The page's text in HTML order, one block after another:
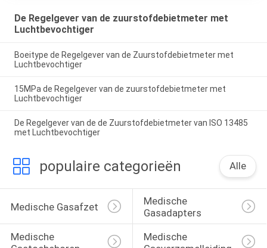
De Regelgever van de zuurstofdebietmeter met
Luchtbevochtiger
Boeitype de Regelgever van de Zuurstofdebietmeter met
Luchtbevochtiger
15MPa de Regelgever van de zuurstofdebietmeter met
Luchtbevochtiger
De Regelgever van de de Zuurstofdebietmeter van ISO 13485
met Luchtbevochtiger
populaire categorieën Alle
Medische Gasafzet
Medische
Gasadapters
Medische
Medische